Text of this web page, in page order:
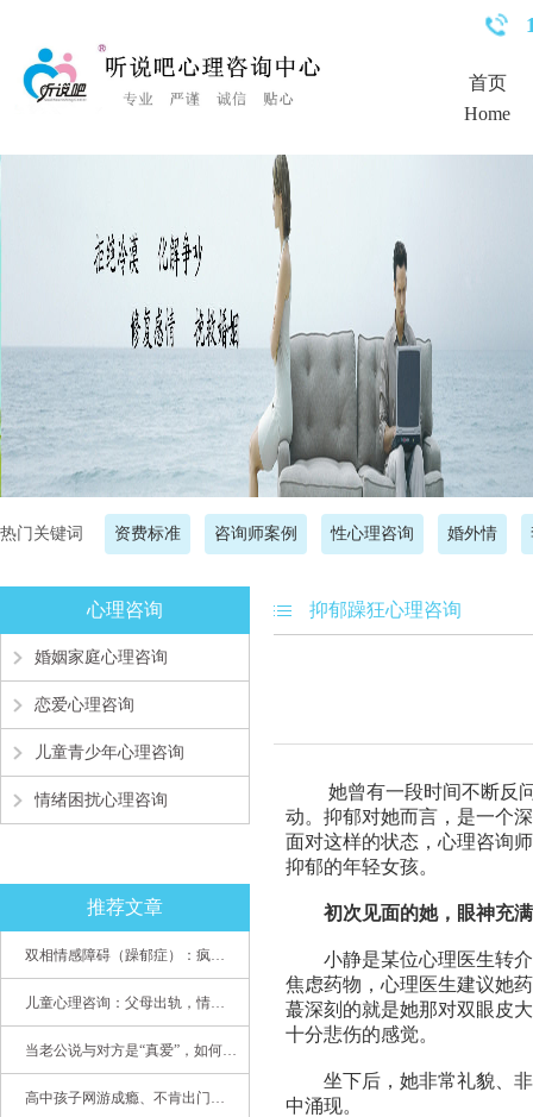
首页
Home
热门关键词 资费标准 咨询师案例 性心理咨询 婚外情
心理咨询
婚姻家庭心理咨询
恋爱心理咨询
儿童青少年心理咨询
情绪困扰心理咨询
推荐文章
双相情感障碍（躁郁症）：疯子如何走向天才
儿童心理咨询：父母出轨，情感混乱孩子内心的隐秘
当老公说与对方是“真爱”，如何挽救婚姻？(始篇)
高中孩子网游成瘾、不肯出门，家长该怎么办？
抑郁躁狂心理咨询
她曾有一段时间不断反问
动。抑郁对她而言，是一个
面对这样的状态，心理咨询
抑郁的年轻女孩。
初次见面的她，眼神充
小静是某位心理医生转介
焦虑药物，心理医生建议她
蕞深刻的就是她那对双眼皮
十分悲伤的感觉。
坐下后，她非常礼貌、非
中涌现。